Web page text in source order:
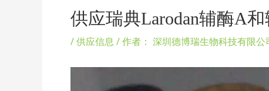
供应瑞典Larodan辅酶A
/供应信息 / 作者： 深圳德博瑞生物科技有限公